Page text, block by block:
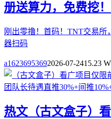
册送算力，免费挖！
刚出零撸！首码！TNT交易所
器扫码
a16236953692026-07-2415.23
热文（古文盒子）